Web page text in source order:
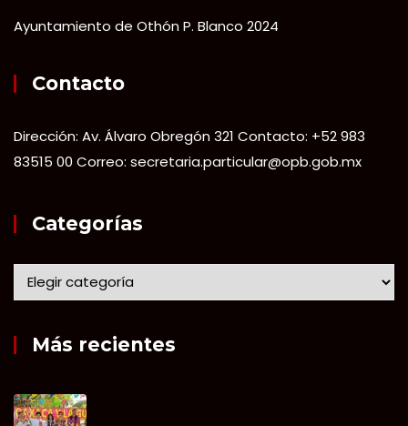
Ayuntamiento de Othón P. Blanco 2024
Contacto
Dirección: Av. Álvaro Obregón 321 Contacto: +52 983
83515 00 Correo: secretaria.particular@opb.gob.mx
Categorías
Más recientes